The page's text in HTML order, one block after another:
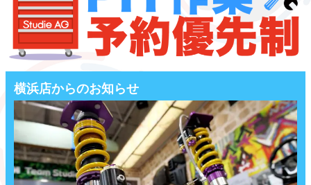
横浜店からのお知らせ